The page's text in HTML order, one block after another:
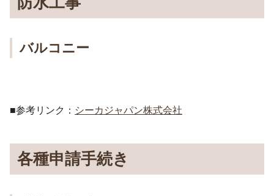
バルコニー
■参考リンク： シーカジャパン株式会社
各種申請手続き